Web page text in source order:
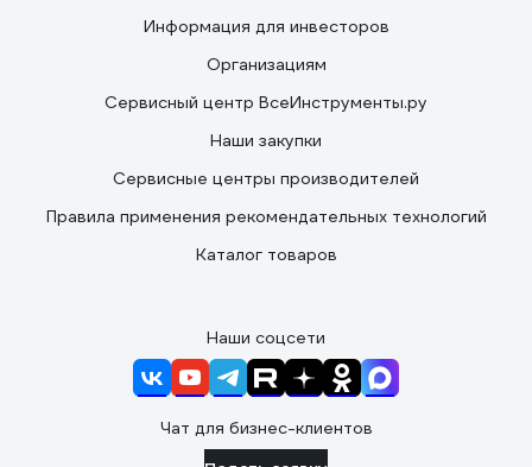
Информация для инвесторов
Организациям
Сервисный центр ВсеИнструменты.ру
Наши закупки
Сервисные центры производителей
Правила применения рекомендательных технологий
Каталог товаров
Наши соцсети
Чат для бизнес-клиентов